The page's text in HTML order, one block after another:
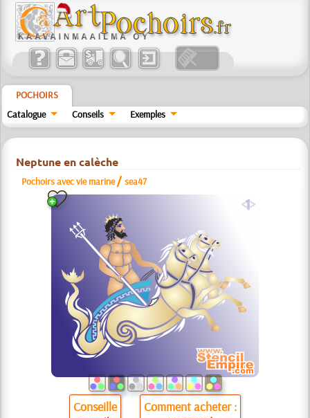
POCHOIRS
Catalogue
Conseils Exemples
Neptune en calèche
Pochoirs avec vie marine /sea47
a
Conseille Comment acheter :